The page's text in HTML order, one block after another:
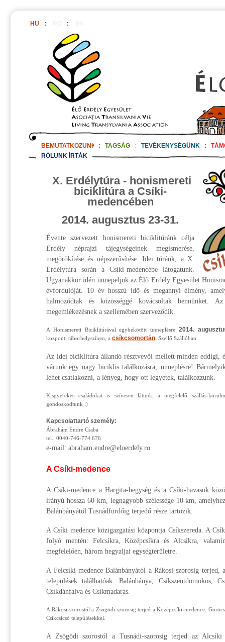
HU : :
BEMUTATKOZUNK : TAGSÁG : TEVÉKENYSÉGÜNK :
RÓLUNK ÍRTÁK
X. Erdélytúra - honismereti
biciklitúra a Csíki-
medencében
2014. augusztus 23-31.
Évente szervezett honismereti biciklitúránk célja
Erdély néprajzi tájegységeinek megismerése,
megörökítése és népszerűsítése. Idei túránk, a X.
Erdélytúra során a Csíki-medencébe látogatunk.
Ugyanakkor idén ünnepeljük az Élő Erdély Egyesület
évfordulóját. 10 év hosszú idő és megannyi élmény,
halmozódtak és közösséggé kovácsoltak bennünket.
megemlékezésnek a szellemében szerveződik.
A Honismereti Biciklitúrával egybekötött ünneplésre2014.
központi táborhelyszínen, a csíkcsomortáni Szellő Szállóban.
Az idei biciklitúra állandó résztvevői mellett minden eddigi,
várunk egy nagy biciklis találkozásra, ünneplésre!
lehet csatlakozni, a lényeg, hogy ott legyetek, találkozzunk.
Kisgyerekes családokat is szívesen látunk, a megfelelő szállás-
gondoskodtunk :)
Kapcsolattartó személy:
Ábrahám Endre Csaba
tel.: 0040-746-774 676
e-mail: abraham.endre@eloerdely.ro
A Csíki-medence
A Csíki-medence a Hargita-hegység és a Csíki-havasok
irányú hossza 60 km, legnagyobb szélessége 10 km,
Balánbányától Tusnádfürdőig terjedő része tartozik.
A Csíki medence közigazgatási központja Csíkszereda. A
folyó mentén: Felcsíkra, Középcsíkra és Alcsíkra,
megfelelően, három hegyaljai egységterületre.
A Felcsíki-medence Balánbányától a Rákosi-szorosig
települések találhatóak: Balánbánya, Csíkszentdomokos,
Csíkdánfalva és Csíkmadaras.
A Rákosi-szorostól a Zsögödi-szorosig terjed a Középcsíki-medence:
Csíkcsicsó településekkel.
A Zsögödi szorostól a Tusnádi-szorosig terjed az Alcsíki